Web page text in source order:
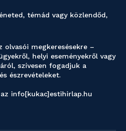
témád vagy közlendőd,
megkeresésekre –
helyi eseményekről vagy
szívesen fogadjuk a
észrevételeket.
info[kukac]estihirlap.hu